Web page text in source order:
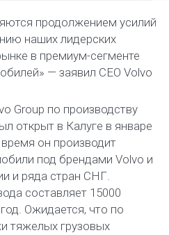
продолжением усилий
наших лидерских
в премиум-сегменте
— заявил CEO Volvo
Group по производству
открыт в Калуге в январе
он производит
под брендами Volvo и
и ряда стран СНГ.
составляет 15000
Ожидается, что по
тяжелых грузовых